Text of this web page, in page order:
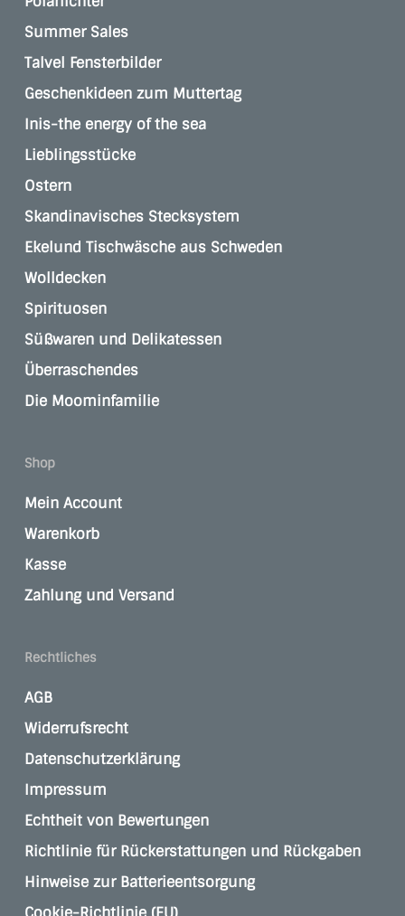
Summer Sales
Talvel Fensterbilder
Geschenkideen zum Muttertag
Inis-the energy of the sea
Lieblingsstücke
Ostern
Skandinavisches Stecksystem
Ekelund Tischwäsche aus Schweden
Wolldecken
Spirituosen
Süßwaren und Delikatessen
Überraschendes
Die Moominfamilie
Shop
Mein Account
Warenkorb
Kasse
Zahlung und Versand
Rechtliches
AGB
Widerrufsrecht
Datenschutzerklärung
Impressum
Echtheit von Bewertungen
Richtlinie für Rückerstattungen und Rückgaben
Hinweise zur Batterieentsorgung